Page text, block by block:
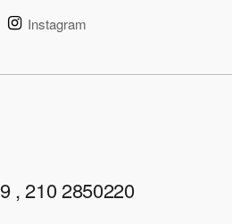
Instagram
, 210 2850220